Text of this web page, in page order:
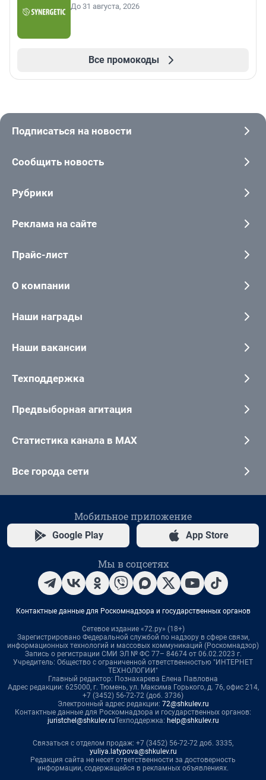
До 31 августа, 2026
Все промокоды
Подписаться на новости
Сообщить новость
Рубрики
Реклама на сайте
Прайс-лист
О компании
Наши награды
Наши вакансии
Техподдержка
Предвыборная агитация
Статистика канала в MAX
Все города сети
Мобильное приложение
Google Play App Store
Мы в соцсетях
Контактные данные для Роскомнадзора и государственных органов
Сетевое издание «72.ру» (18+)
Зарегистрировано Федеральной службой по надзору в сфере связи,
информационных технологий и массовых коммуникаций (Роскомнадзор)
Запись о регистрации СМИ ЭЛ № ФС 77– 84674 от 06.02.2023 г.
Учредитель: Общество с ограниченной ответственностью "ИНТЕРНЕТ
ТЕХНОЛОГИИ"
Главный редактор: Познахарева Елена Павловна
Адрес редакции: 625000, г. Тюмень, ул. Максима Горького, д. 76, офис 214,
+7 (3452) 56-72-72 (доб. 3736)
Электронный адрес редакции: 72@shkulev.ru
Контактные данные для Роскомнадзора и государственных органов:
juristchel@shkulev.ruТехподдержка: help@shkulev.ru
Связаться с отделом продаж: +7 (3452) 56-72-72 доб. 3335,
yuliya.latypova@shkulev.ru
Редакция сайта не несет ответственности за достоверность
информации, содержащейся в рекламных объявлениях.